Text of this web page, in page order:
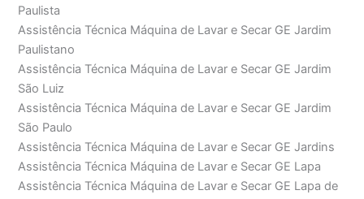
Paulista
Assistência Técnica Máquina de Lavar e Secar GE Jardim
Paulistano
Assistência Técnica Máquina de Lavar e Secar GE Jardim
São Luiz
Assistência Técnica Máquina de Lavar e Secar GE Jardim
São Paulo
Assistência Técnica Máquina de Lavar e Secar GE Jardins
Assistência Técnica Máquina de Lavar e Secar GE Lapa
Assistência Técnica Máquina de Lavar e Secar GE Lapa de